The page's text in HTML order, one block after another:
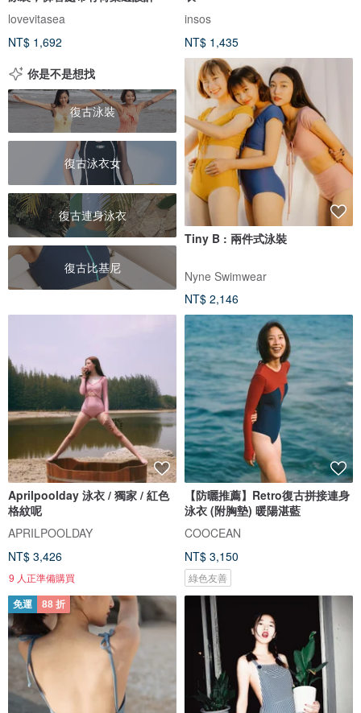
lovevitasea
NT$ 1,692
insos
NT$ 1,435
你是不是想找
復古泳裝
復古泳衣女
復古連身泳衣
復古比基尼
Tiny B : 兩件式泳裝
Nyne Swimwear
NT$ 2,146
Aprilpoolday 泳衣 / 獨家 / 紅色
格紋呢
APRILPOOLDAY
NT$ 3,426
9 人正準備購買
【防曬推薦】Retro復古拼接連身
泳衣 (附胸墊) 暖陽湛藍
COOCEAN
NT$ 3,150
綠色友善
免運 88 折